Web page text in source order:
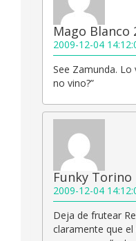
Mago Blanco
2009-12-04
See Zamunda. Lo
no vino?”
Funky Torino
2009-12-04
Deja de frutear
claramente que